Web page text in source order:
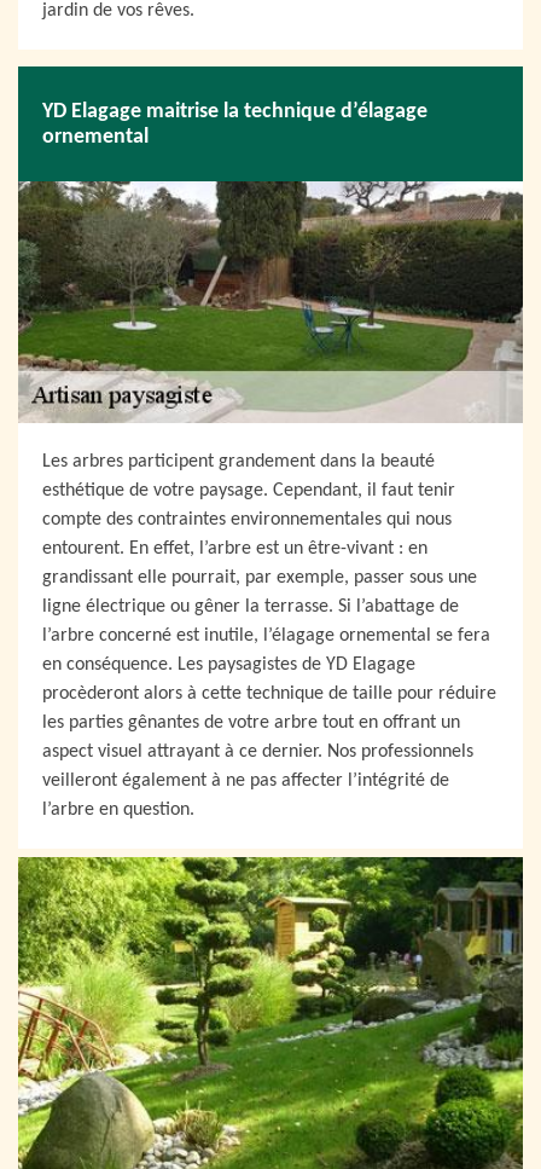
jardin de vos rêves.
YD Elagage maitrise la technique d’élagage
ornemental
Les arbres participent grandement dans la beauté
esthétique de votre paysage. Cependant, il faut tenir
compte des contraintes environnementales qui nous
entourent. En effet, l’arbre est un être-vivant : en
grandissant elle pourrait, par exemple, passer sous une
ligne électrique ou gêner la terrasse. Si l’abattage de
l’arbre concerné est inutile, l’élagage ornemental se fera
en conséquence. Les paysagistes de YD Elagage
procèderont alors à cette technique de taille pour réduire
les parties gênantes de votre arbre tout en offrant un
aspect visuel attrayant à ce dernier. Nos professionnels
veilleront également à ne pas affecter l’intégrité de
l’arbre en question.